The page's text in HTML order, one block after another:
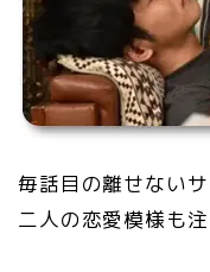
毎話目の離せない
二人の恋愛模様も